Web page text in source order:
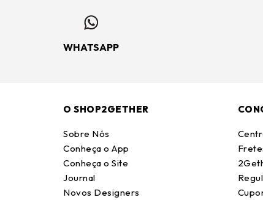
WHATSAPP
O SHOP2GETHER
Sobre Nós
Conheça o App
Conheça o Site
Journal
Novos Designers